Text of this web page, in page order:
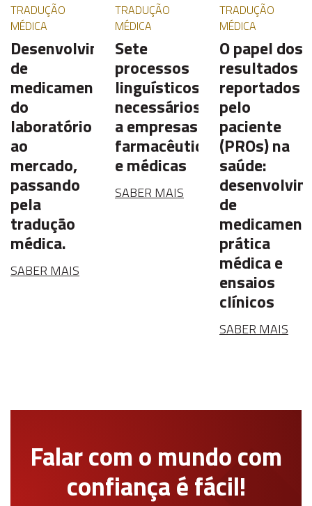
TRADUÇÃO
MÉDICA
Desenvolvimento
de
medicamentos:
do
laboratório
ao
mercado,
passando
pela
tradução
médica.
SABER MAIS
TRADUÇÃO
MÉDICA
Sete
processos
linguísticos
necessários
a empresas
farmacêuticas
e médicas
SABER MAIS
TRADUÇÃO
MÉDICA
O papel dos
resultados
reportados
pelo
paciente
(PROs) na
saúde:
de
prática
médica e
ensaios
clínicos
SABER MAIS
Falar com o mundo com
confiança é fácil!